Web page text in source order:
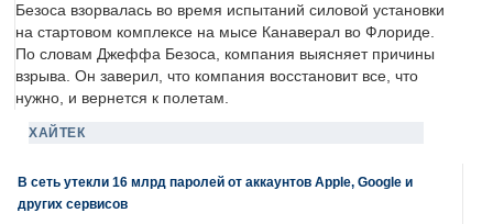
Безоса взорвалась во время испытаний силовой установки
на стартовом комплексе на мысе Канаверал во Флориде.
По словам Джеффа Безоса, компания выясняет причины
взрыва. Он заверил, что компания восстановит все, что
нужно, и вернется к полетам.
ХАЙТЕК
В сеть утекли 16 млрд паролей от аккаунтов Apple, Google и
других сервисов